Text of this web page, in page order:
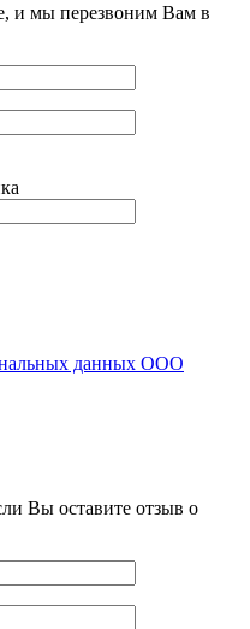
и мы перезвоним Вам в
данных ООО
Вы оставите отзыв о